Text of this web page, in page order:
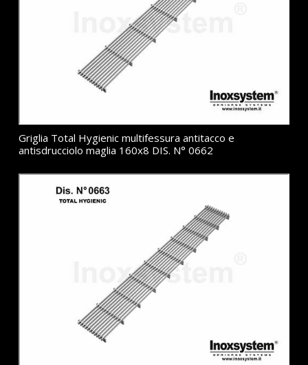
Griglia Total Hygienic multifessura antitacco e
antisdrucciolo maglia 160x8 DIS. N° 0662